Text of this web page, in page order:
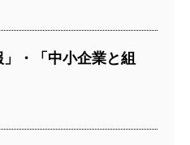
・「中小企業と組